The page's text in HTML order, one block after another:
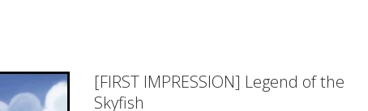
[FIRST IMPRESSION] Legend of the
Skyfish